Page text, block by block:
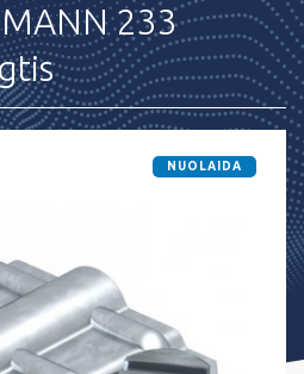
233
NUOLAIDA